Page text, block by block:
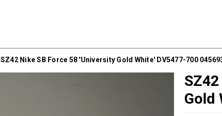
SZ42 Nike SB Force 58 'University Gold White' DV5477-700
Gold